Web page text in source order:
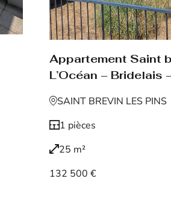
Appartement Saint
L’Océan – Bridelais
SAINT BREVIN LES PINS
1 pièces
25 m²
132 500 €